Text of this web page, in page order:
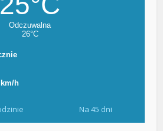
Na 45 dni